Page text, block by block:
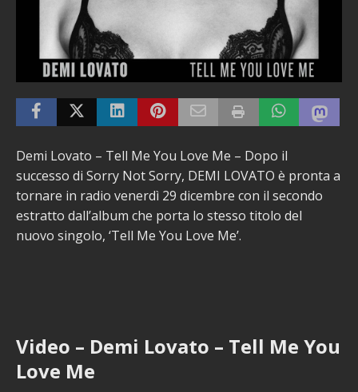
Demi Lovato – Tell Me You Love Me – Dopo il
successo di Sorry Not Sorry, DEMI LOVATO è pronta a
tornare in radio venerdì 29 dicembre con il secondo
estratto dall’album che porta lo stesso titolo del
nuovo singolo, ‘Tell Me You Love Me’.
Video – Demi Lovato – Tell Me You
Love Me